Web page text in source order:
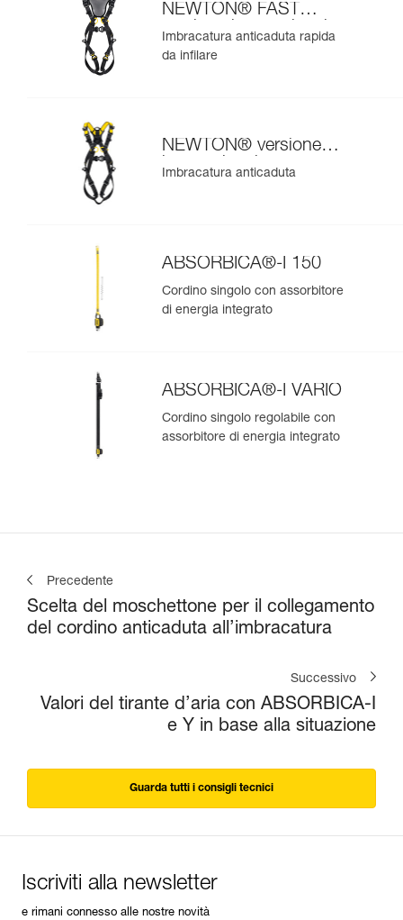
NEWTON® FAST
versione internazionale
Imbracatura anticaduta rapida
da infilare
NEWTON® versione
internazionale
Imbracatura anticaduta
ABSORBICA®-I 150
Cordino singolo con assorbitore
di energia integrato
ABSORBICA®-I VARIO
Cordino singolo regolabile con
assorbitore di energia integrato
Precedente
Scelta del moschettone per il collegamento
del cordino anticaduta all’imbracatura
Successivo
Valori del tirante d’aria con ABSORBICA-I
e Y in base alla situazione
Guarda tutti i consigli tecnici
Iscriviti alla newsletter
e rimani connesso alle nostre novità